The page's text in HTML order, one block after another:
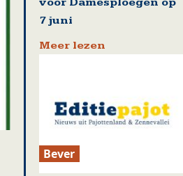
7 juni
Meer lezen
Bever